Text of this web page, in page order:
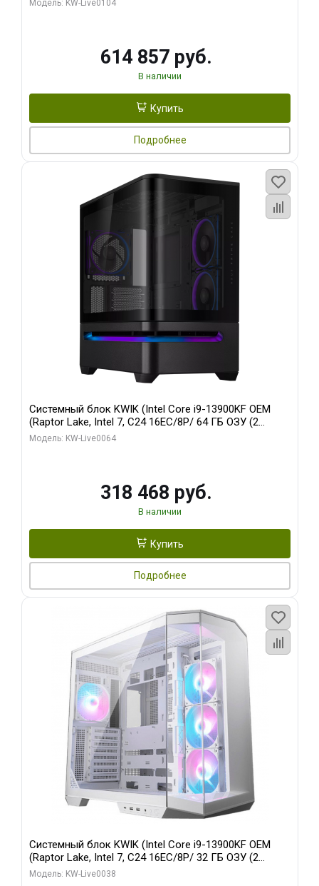
Модель: KW-Live0104
614 857 руб.
В наличии
Купить
Подробнее
Системный блок KWIK (Intel Core i9-13900KF OEM
(Raptor Lake, Intel 7, C24 16EC/8P/ 64 ГБ ОЗУ (2
модуля)/ ASUS RTX5080 PROART OC 16GB GDDR7
Модель: KW-Live0064
318 468 руб.
В наличии
Купить
Подробнее
Системный блок KWIK (Intel Core i9-13900KF OEM
(Raptor Lake, Intel 7, C24 16EC/8P/ 32 ГБ ОЗУ (2
модуля)/ Gigabyte RX9070XT GAMING OC 16GB GDDR6
Модель: KW-Live0038